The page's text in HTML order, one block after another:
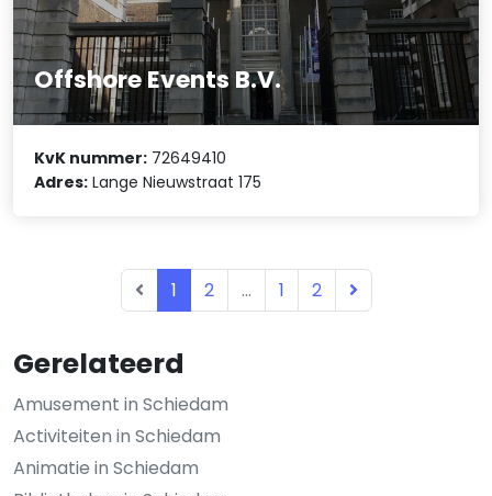
Gerelateerd
Amusement in Schiedam
Activiteiten in Schiedam
Animatie in Schiedam
Offshore Events B.V.
KvK nummer: 72649410
Adres: Lange Nieuwstraat 175
1 2 ... 1 2